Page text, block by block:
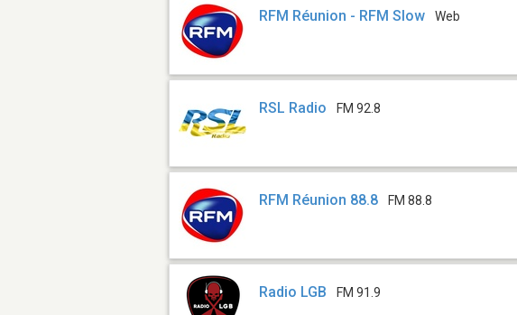
RFM Réunion - RFM Slow Web
RSL Radio FM 92.8
RFM Réunion 88.8 FM 88.8
Radio LGB FM 91.9